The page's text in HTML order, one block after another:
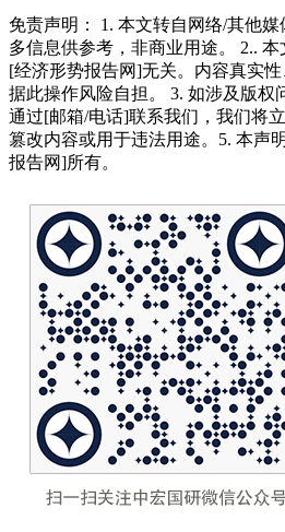
免责声明： 1. 本文转自网络/其他
多信息供参考，非商业用途。 2..
[经济形势报告网]无关。内容真实
据此操作风险自担。 3. 如涉及版权
通过[邮箱/电话]联系我们，我们将
篡改内容或用于违法用途。5. 本声
报告网]所有。